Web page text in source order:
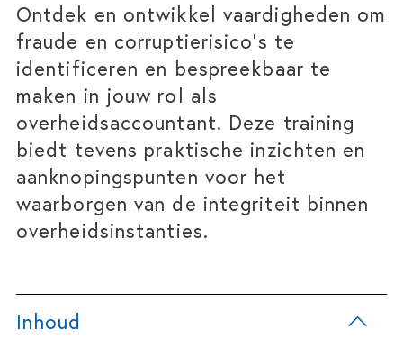
Ontdek en ontwikkel vaardigheden om
fraude en corruptierisico’s te
identificeren en bespreekbaar te
maken in jouw rol als
overheidsaccountant. Deze training
biedt tevens praktische inzichten en
aanknopingspunten voor het
waarborgen van de integriteit binnen
overheidsinstanties.
Inhoud